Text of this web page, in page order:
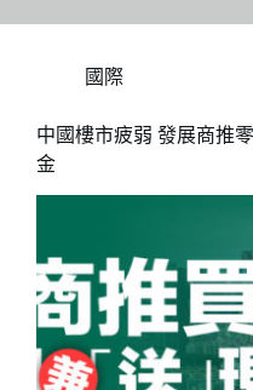
國際
中國樓市疲弱 發展商推
金